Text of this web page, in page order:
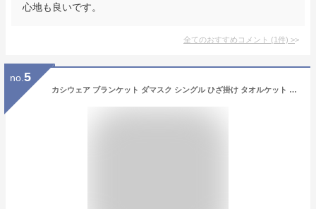
心地も良いです。
全てのおすすめコメント (1件) >
no. 5
カシウェア ブランケット ダマスク シングル ひざ掛け タオルケット 大判 [並行輸入品]